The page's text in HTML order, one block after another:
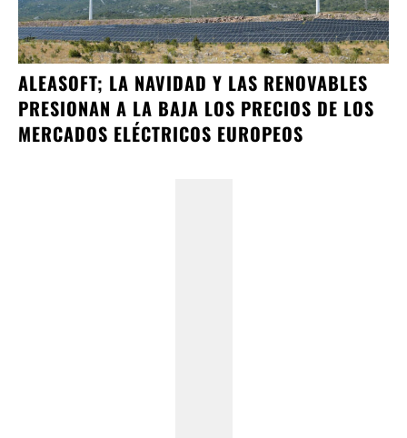
ALEASOFT; LA NAVIDAD Y LAS RENOVABLES
PRESIONAN A LA BAJA LOS PRECIOS DE LOS
MERCADOS ELÉCTRICOS EUROPEOS